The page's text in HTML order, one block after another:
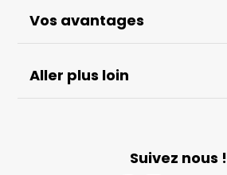
Vos avantages
Aller plus loin
Suivez nous !